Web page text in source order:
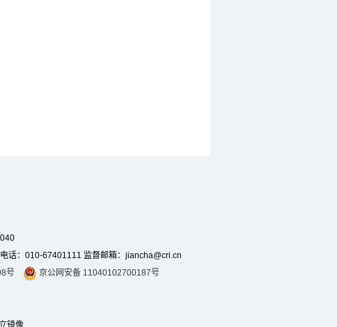
话：010-67401111 监督邮箱：jiancha@cri.cn
号
京公网安备 11040102700187号
镜像